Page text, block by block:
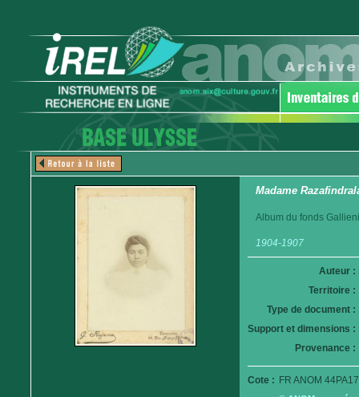
Madame
Album du fonds
1904-1907
Auteur :
Territoire :
Type de document :
Support et dimensions :
Provenance :
Cote : FR ANOM